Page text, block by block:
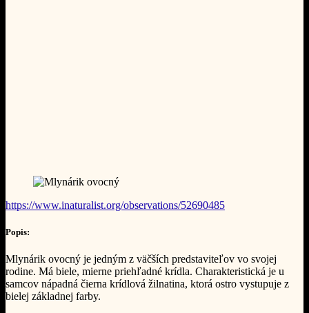
https://www.inaturalist.org/observations/52690485
Popis:
Mlynárik ovocný je jedným z väčších predstaviteľov vo svojej
rodine. Má biele, mierne priehľadné krídla. Charakteristická je u
samcov nápadná čierna krídlová žilnatina, ktorá ostro vystupuje z
bielej základnej farby.